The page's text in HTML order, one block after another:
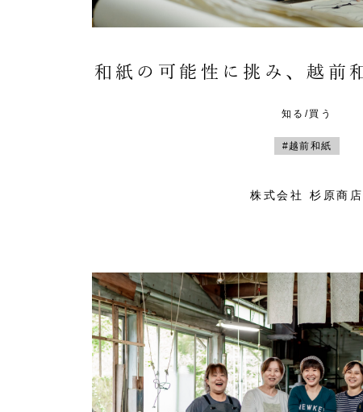
和紙の可能性に挑み、越前
知る/買う
#越前和紙
株式会社 杉原商店